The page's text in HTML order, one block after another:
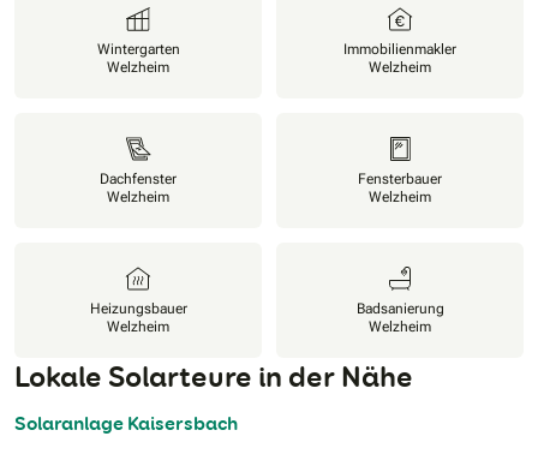
Wintergarten
Welzheim
Immobilienmakler
Welzheim
Dachfenster
Welzheim
Fensterbauer
Welzheim
Heizungsbauer
Welzheim
Badsanierung
Welzheim
Lokale Solarteure in der Nähe
Solaranlage Kaisersbach